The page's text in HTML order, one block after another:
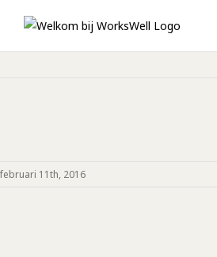
februari 11th, 2016